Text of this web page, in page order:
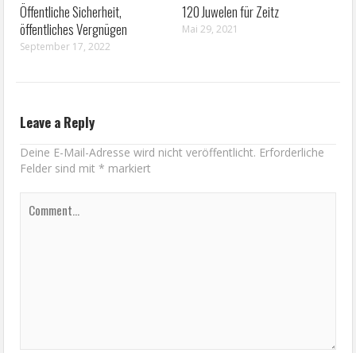
Öffentliche Sicherheit,
öffentliches Vergnügen
September 17, 2022
120 Juwelen für Zeitz
Mai 29, 2021
Leave a Reply
Deine E-Mail-Adresse wird nicht veröffentlicht. Erforderliche
Felder sind mit* markiert